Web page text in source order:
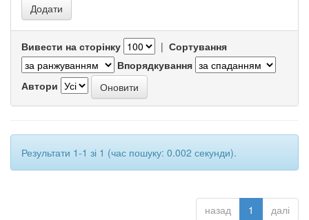
Вивести на сторінку | Сортування
Впорядкування
Автори
Результати 1-1 зі 1 (час пошуку: 0.002 секунди).
назад 1 далі